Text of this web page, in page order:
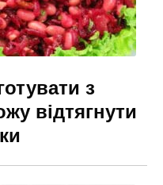
з
відтягнути